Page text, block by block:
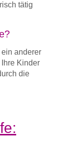
tätig
anderer
Kinder
die